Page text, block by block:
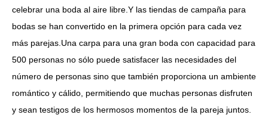
celebrar una boda al aire libre.Y las tiendas de campaña para
bodas se han convertido en la primera opción para cada vez
más parejas.Una carpa para una gran boda con capacidad para
500 personas no sólo puede satisfacer las necesidades del
número de personas sino que también proporciona un ambiente
romántico y cálido, permitiendo que muchas personas disfruten
y sean testigos de los hermosos momentos de la pareja juntos.